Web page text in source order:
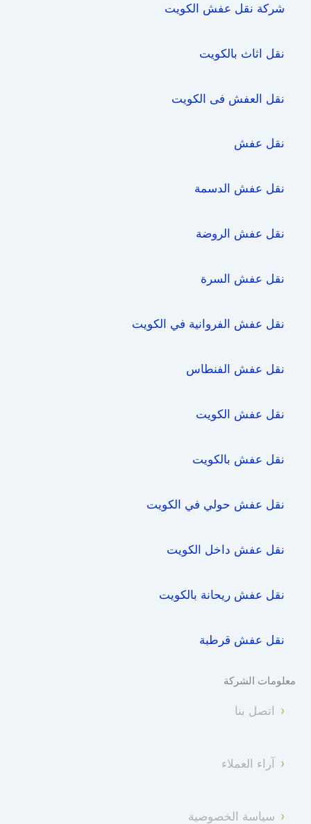
شركة نقل عفش الكويت
نقل اثاث بالكويت
نقل العفش فى الكويت
نقل عفش
نقل عفش الدسمة
نقل عفش الروضة
نقل عفش السرة
نقل عفش الفروانية في الكويت
نقل عفش الفنطاس
نقل عفش الكويت
نقل عفش بالكويت
نقل عفش حولي في الكويت
نقل عفش داخل الكويت
نقل عفش ريحانة بالكويت
نقل عفش قرطبة
معلومات الشركة
اتصل بنا
آراء العملاء
سياسة الخصوصية